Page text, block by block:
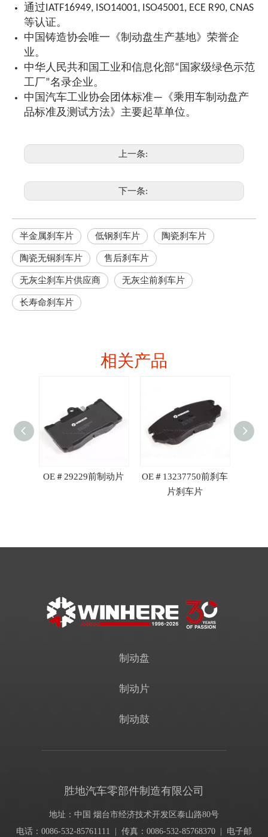
通过IATF16949, ISO14001, ISO45001, ECE R90, CNAS
等认证。
中国铸造协会唯一《制动盘生产基地》荣誉企
业。
中华人民共和国工业和信息化部“国家级绿色示范
工厂”名录企业。
中国汽车工业协会团体标准—《乘用车制动盘产
品标准及测试方法》主要起草单位。
上一条:
下一条:
半金属刹车片 低钢刹车片 陶瓷刹车片
陶瓷无铜刹车片 售后刹车片
无灰尘刹车片供应商 无灰尘前刹车片
长寿命刹车片
相关产品
OE＃29229前制动片
OE＃13237750前刹车
片刹车片
制动盘
制动片
制动鼓
胜地汽车零部件制造有限公司
地址：中国 烟台市经济技术开发区泰山路80号
电话：0086-532-85761111 | 传真：0086-532-85768370 | 电子邮